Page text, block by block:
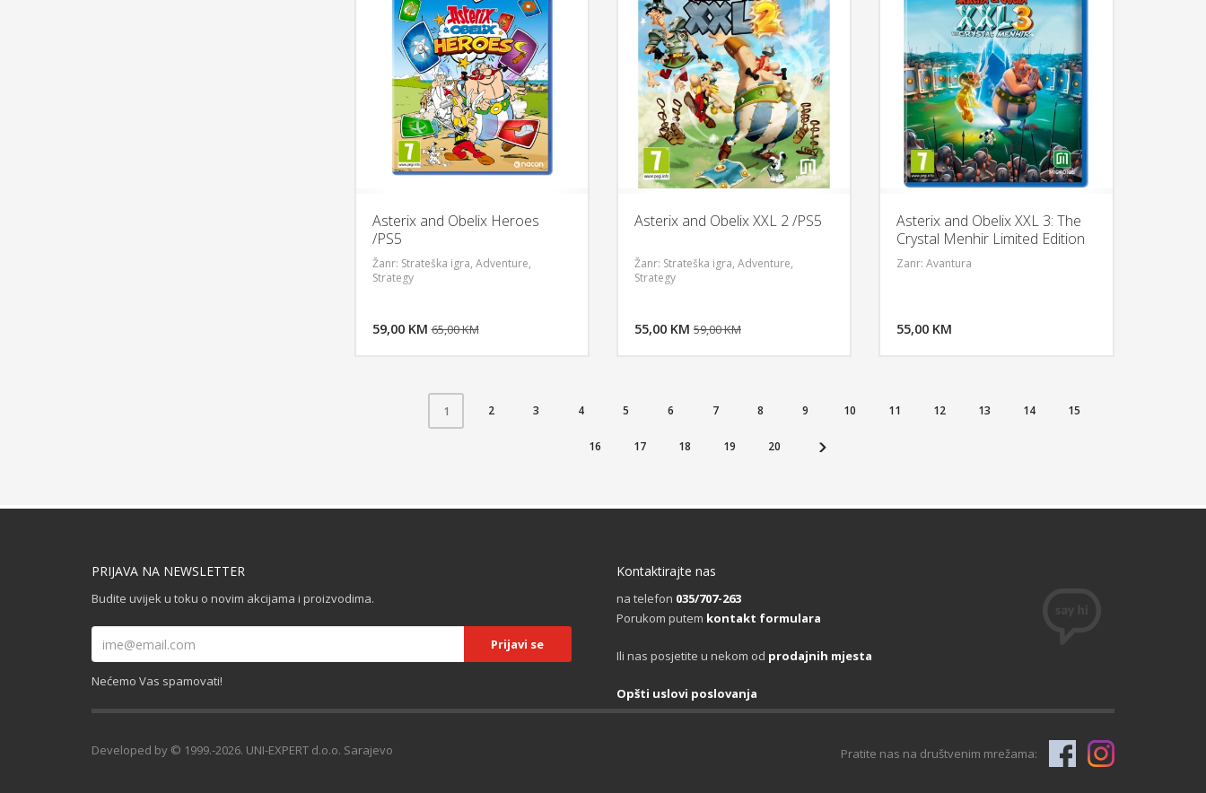
Asterix and Obelix Heroes
/PS5
Žanr: Strateška igra, Adventure,
Strategy
59,00 KM 65,00 KM
Asterix and Obelix XXL 2 /PS5
Žanr: Strateška igra, Adventure,
Strategy
55,00 KM 59,00 KM
Asterix and Obelix XXL 3: The
Crystal Menhir Limited Edition
/PS5
Zanr: Avantura
55,00 KM
1 2 3 4 5 6 7 8 9 10 11 12 13 14 15
16 17 18 19 20
PRIJAVA NA NEWSLETTER
Budite uvijek u toku o novim akcijama i proizvodima.
Nećemo Vas spamovati!
Kontaktirajte nas
na telefon 035/707-263
Porukom putem kontakt formulara
Ili nas posjetite u nekom od prodajnih mjesta
Opšti uslovi poslovanja
Pratite nas na društvenim mrežama:
Developed by © 1999.-2026. UNI-EXPERT d.o.o. Sarajevo